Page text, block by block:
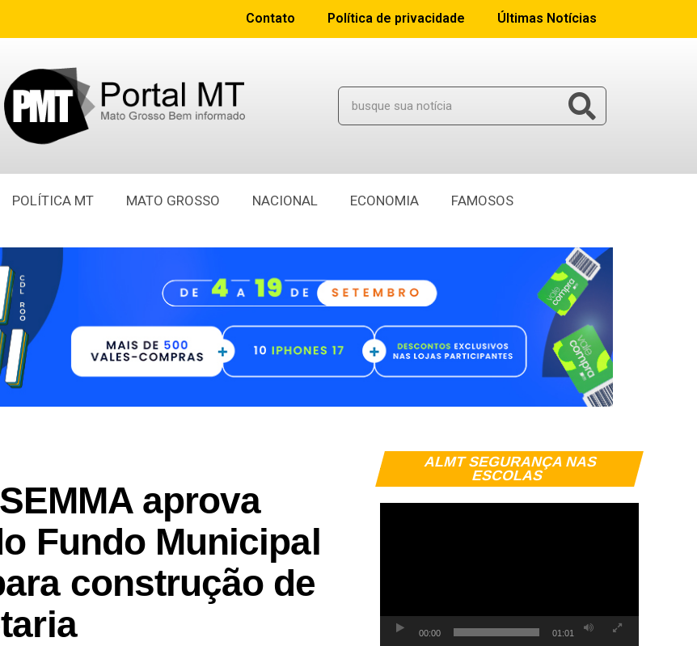
Contato Política de privacidade Últimas Notícias
POLÍTICA MT MATO GROSSO NACIONAL ECONOMIA FAMOSOS
aprova
Fundo Municipal
construção de
ALMT SEGURANÇA NAS
ESCOLAS
Tocador
de
00:00 01:01